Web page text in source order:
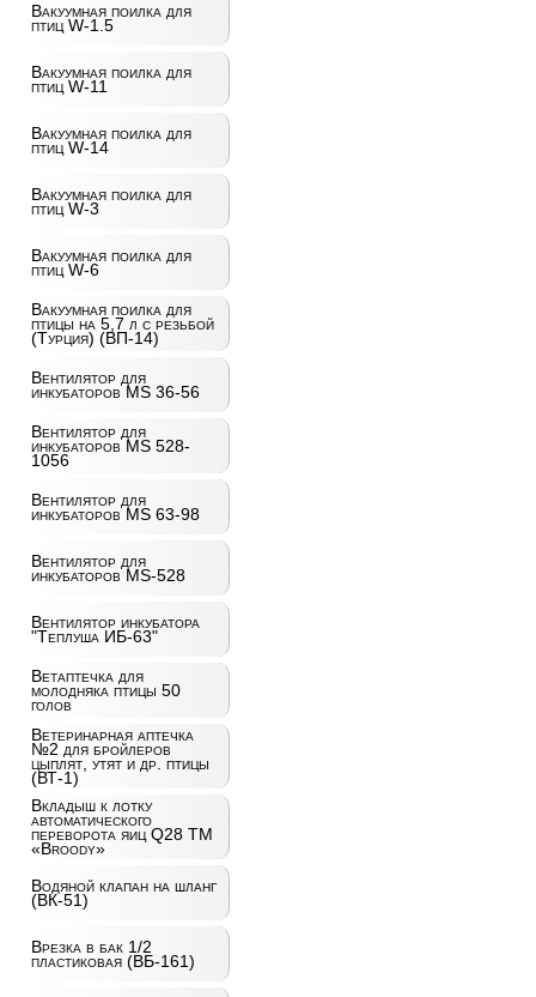
Вакуумная поилка для
птиц W-1.5
Вакуумная поилка для
птиц W-11
Вакуумная поилка для
птиц W-14
Вакуумная поилка для
птиц W-3
Вакуумная поилка для
птиц W-6
Вакуумная поилка для
птицы на 5,7 л с резьбой
(Турция) (ВП-14)
Вентилятор для
инкубаторов MS 36-56
Вентилятор для
инкубаторов MS 528-
1056
Вентилятор для
инкубаторов MS 63-98
Вентилятор для
инкубаторов MS-528
Вентилятор инкубатора
"Теплуша ИБ-63"
Ветаптечка для
молодняка птицы 50
голов
Ветеринарная аптечка
№2 для бройлеров
цыплят, утят и др. птицы
(ВТ-1)
Вкладыш к лотку
автоматического
переворота яиц Q28 ТМ
«Broody»
Водяной клапан на шланг
(ВК-51)
Врезка в бак 1/2
пластиковая (ВБ-161)